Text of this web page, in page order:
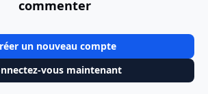
commenter
un nouveau compte
vous maintenant